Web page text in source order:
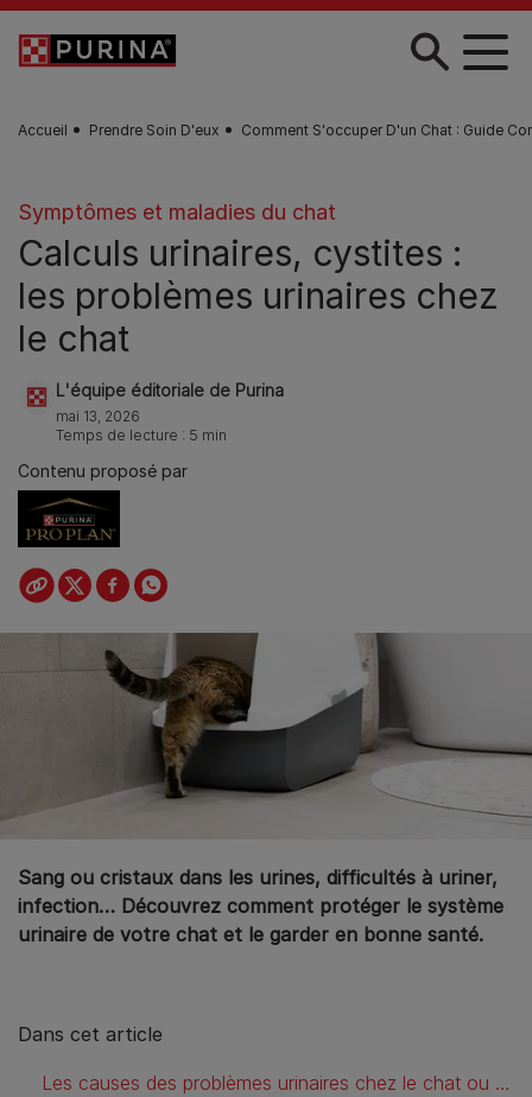
Skip to main content
Accueil Prendre Soin D'eux Comment S'occuper D'un Chat : Guide
Symptômes et maladies du chat
Calculs urinaires, cystites :
les problèmes urinaires chez
le chat
L'équipe éditoriale de Purina
mai 13, 2026
Temps de lecture : 5 min
Contenu proposé par
Sang ou cristaux dans les urines, difficultés à uriner,
infection… Découvrez comment protéger le système
urinaire de votre chat et le garder en bonne santé.
Dans cet article
Les causes des problèmes urinaires chez le chat ou syndrome urologique félin (SUF)